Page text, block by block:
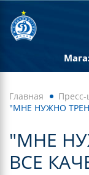
Главная
"МНЕ НУЖНО
"МНЕ
ВСЕ